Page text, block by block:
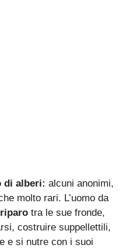
di alberi: alcuni anonimi,
molto rari. L’uomo da
tra le sue fronde,
costruire suppellettili,
e si nutre con i suoi